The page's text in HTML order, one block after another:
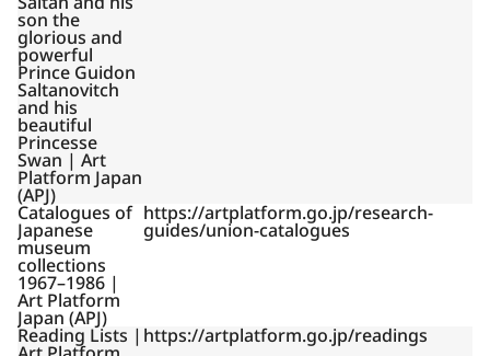
son the
glorious and
powerful
Prince Guidon
Saltanovitch
and his
beautiful
Princesse
Swan | Art
Platform Japan
(APJ)
Catalogues of
Japanese
museum
collections
1967–1986 |
Art Platform
Japan (APJ)
https://artplatform.go.jp/research-
guides/union-catalogues
Reading Lists | https://artplatform.go.jp/readings